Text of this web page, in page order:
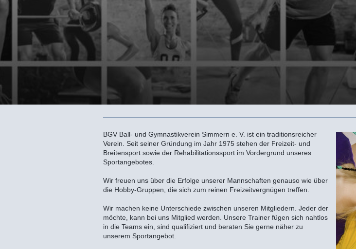
BGV Ball- und Gymnastikverein Simmern e. V. ist ein traditionsreicher
Verein. Seit seiner Gründung im Jahr 1975 stehen der Freizeit- und
Breitensport sowie der Rehabilitationssport im Vordergrund unseres
Sportangebotes.
Wir freuen uns über die Erfolge unserer Mannschaften genauso wie über
die Hobby-Gruppen, die sich zum reinen Freizeitvergnügen treffen.
Wir machen keine Unterschiede zwischen unseren Mitgliedern. Jeder der
möchte, kann bei uns Mitglied werden. Unsere Trainer fügen sich nahtlos
in die Teams ein, sind qualifiziert und beraten Sie gerne näher zu
unserem Sportangebot.